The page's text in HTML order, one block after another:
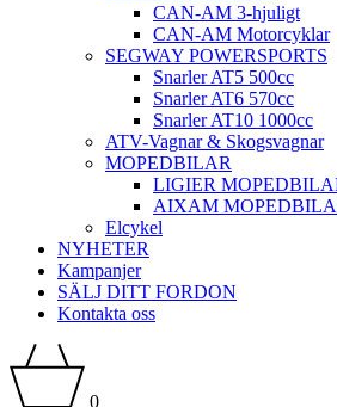
CAN-AM 3-hjuligt
CAN-AM Motorcyklar
SEGWAY POWERSPORTS
Snarler AT5 500cc
Snarler AT6 570cc
Snarler AT10 1000cc
ATV-Vagnar & Skogsvagnar
MOPEDBILAR
LIGIER
AIXAM
Elcykel
NYHETER
Kampanjer
SÄLJ DITT FORDON
Kontakta oss
0